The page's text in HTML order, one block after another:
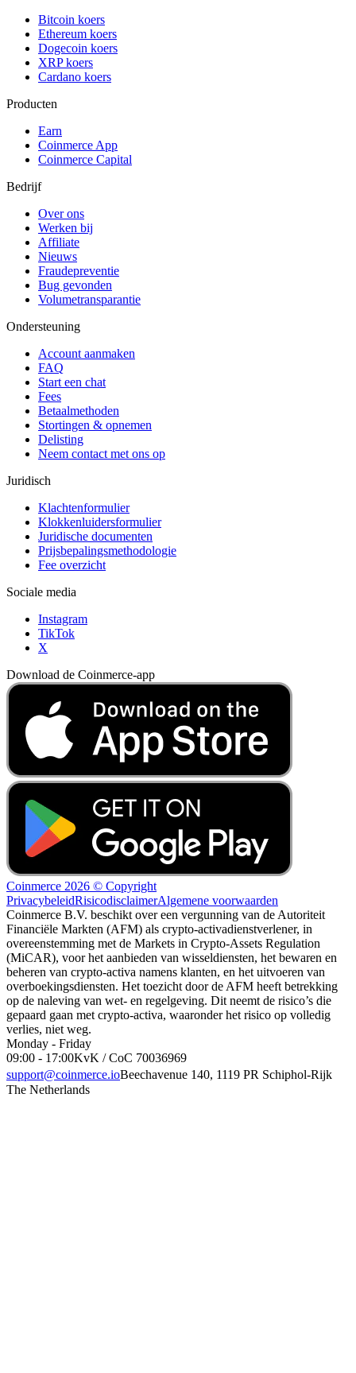
Bitcoin koers
Ethereum koers
Dogecoin koers
XRP koers
Cardano koers
Producten
Earn
Coinmerce App
Coinmerce Capital
Bedrijf
Over ons
Werken bij
Affiliate
Nieuws
Fraudepreventie
Bug gevonden
Volumetransparantie
Ondersteuning
Account aanmaken
FAQ
Start een chat
Fees
Betaalmethoden
Stortingen & opnemen
Delisting
Neem contact met ons op
Juridisch
Klachtenformulier
Klokkenluidersformulier
Juridische documenten
Prijsbepalingsmethodologie
Fee overzicht
Sociale media
Instagram
TikTok
X
Download de Coinmerce-app
Coinmerce 2026 © Copyright
PrivacybeleidRisicodisclaimerAlgemene voorwaarden
Coinmerce B.V. beschikt over een vergunning van de Autoriteit
Financiële Markten (AFM) als crypto-activadienstverlener, in
overeenstemming met de Markets in Crypto-Assets Regulation
(MiCAR), voor het aanbieden van wisseldiensten, het bewaren en
beheren van crypto-activa namens klanten, en het uitvoeren van
overboekingsdiensten. Het toezicht door de AFM heeft betrekking
op de naleving van wet- en regelgeving. Dit neemt de risico’s die
gepaard gaan met crypto-activa, waaronder het risico op volledig
verlies, niet weg.
Monday - Friday
09:00 - 17:00KvK / CoC 70036969
support@coinmerce.ioBeechavenue 140, 1119 PR Schiphol-Rijk
The Netherlands